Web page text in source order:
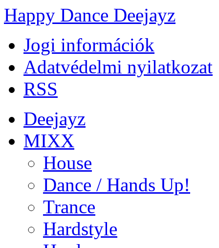
Happy Dance Deejayz
Jogi információk
Adatvédelmi nyilatkozat
RSS
Deejayz
MIXX
House
Dance / Hands Up!
Trance
Hardstyle